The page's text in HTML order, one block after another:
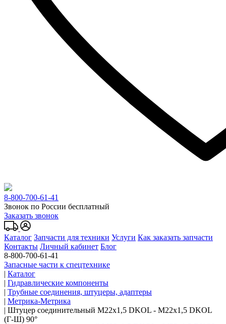
8-800-700-61-41
Звонок по России бесплатный
Заказать звонок
Каталог Запчасти для техники Услуги Как заказать запчасти
Контакты Личный кабинет Блог
8-800-700-61-41
Запасные части к спецтехнике
| Каталог
| Гидравлические компоненты
| Трубные соединения, штуцеры, адаптеры
| Метрика-Метрика
| Штуцер соединительный M22x1,5 DKOL - M22x1,5 DKOL
(Г-Ш) 90°